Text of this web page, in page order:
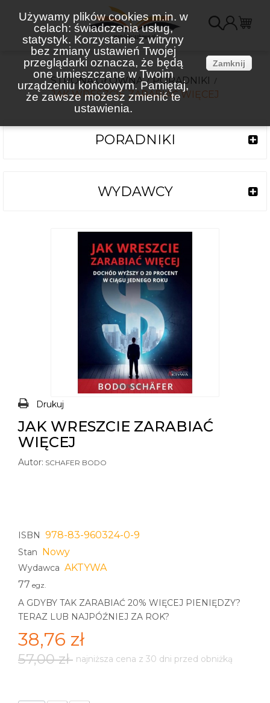
Używamy plików cookies m.in. w
celach: świadczenia usług,
statystyk. Korzystanie z witryny
bez zmiany ustawień Twojej
przeglądarki oznacza, że będą
one umieszczane w Twoim
urządzeniu końcowym. Pamiętaj,
że zawsze możesz zmienić te
ustawienia.
Zamknij
STRONA GŁÓWNA
PORADNIKI
JAK WRESZCIE ZARABIAĆ WIĘCEJ
PORADNIKI
WYDAWCY
Drukuj
JAK WRESZCIE ZARABIAĆ
WIĘCEJ
Autor: SCHAFER BODO
ISBN 978-83-960324-0-9
Stan Nowy
Wydawca AKTYWA
77 egz.
A GDYBY TAK ZARABIAĆ 20% WIĘCEJ PIENIĘDZY?
TERAZ LUB NAJPÓŹNIEJ ZA ROK?
38,76 zł
57,00 zł najniższa cena z 30 dni przed obniżką